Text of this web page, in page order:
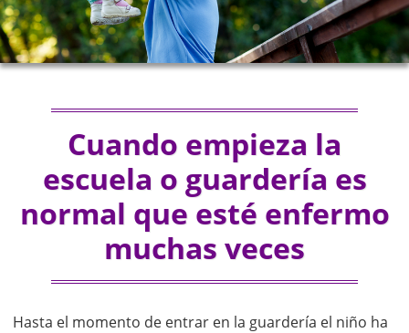
Cuando empieza la
escuela o guardería es
normal que esté enfermo
muchas veces
Hasta el momento de entrar en la guardería el niño ha